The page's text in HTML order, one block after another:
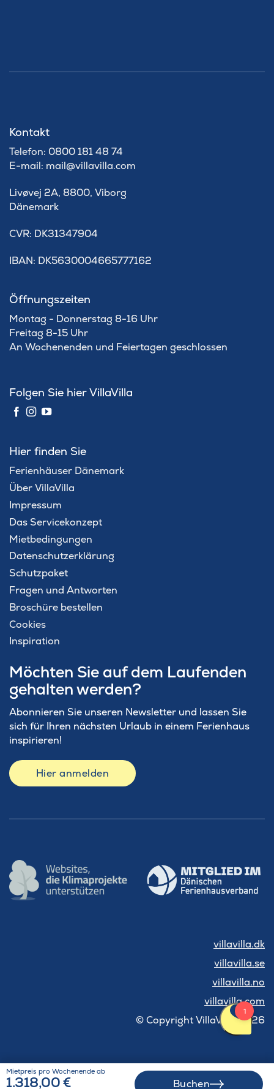
Kontakt
Telefon: 0800 181 48 74
E-mail: mail@villavilla.com
Livøvej 2A, 8800, Viborg
Dänemark
​CVR: DK31347904
IBAN: DK5630004665777162
Öffnungszeiten
Montag - Donnerstag 8-16 Uhr
Freitag 8-15 Uhr
An Wochenenden und Feiertagen geschlossen
Folgen Sie hier VillaVilla
Hier finden Sie
Ferienhäuser Dänemark
Über VillaVilla
Impressum
Das Servicekonzept
Mietbedingungen
Datenschutzerklärung
Schutzpaket
Fragen und Antworten
Broschüre bestellen
Cookies
Inspiration
Möchten Sie auf dem Laufenden
gehalten werden?
Abonnieren Sie unseren Newsletter und lassen Sie
sich für Ihren nächsten Urlaub in einem Ferienhaus
inspirieren!
Hier anmelden
villavilla.dk
villavilla.se
villavilla.no
villavilla.com
© Copyright VillaVilla 2026
Mietpreis pro Wochenende ab
1.318,00 € Buchen